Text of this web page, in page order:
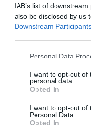
IAB’s list of
also be disclosed by us
Downstream Participants
Personal Data
I want to opt-out of
personal data.
Opted In
I want to opt-out of
Personal Data.
Opted In